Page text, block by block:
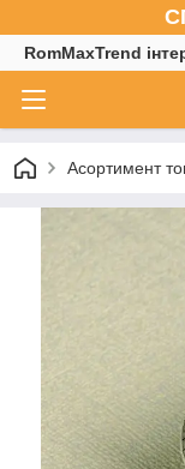
RomMaxTrend
Асортимент